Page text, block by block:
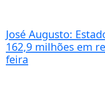
José Augusto:
162,9 milhões em
feira